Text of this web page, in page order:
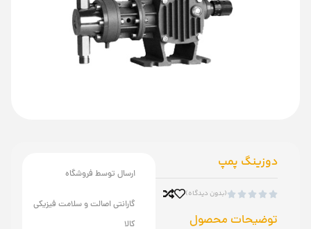
دوزینگ پمپ




(بدون دیدگاه)
توضیحات محصول
ارسال توسط فروشگاه
گارانتی اصالت و سلامت فیزیکی
کالا